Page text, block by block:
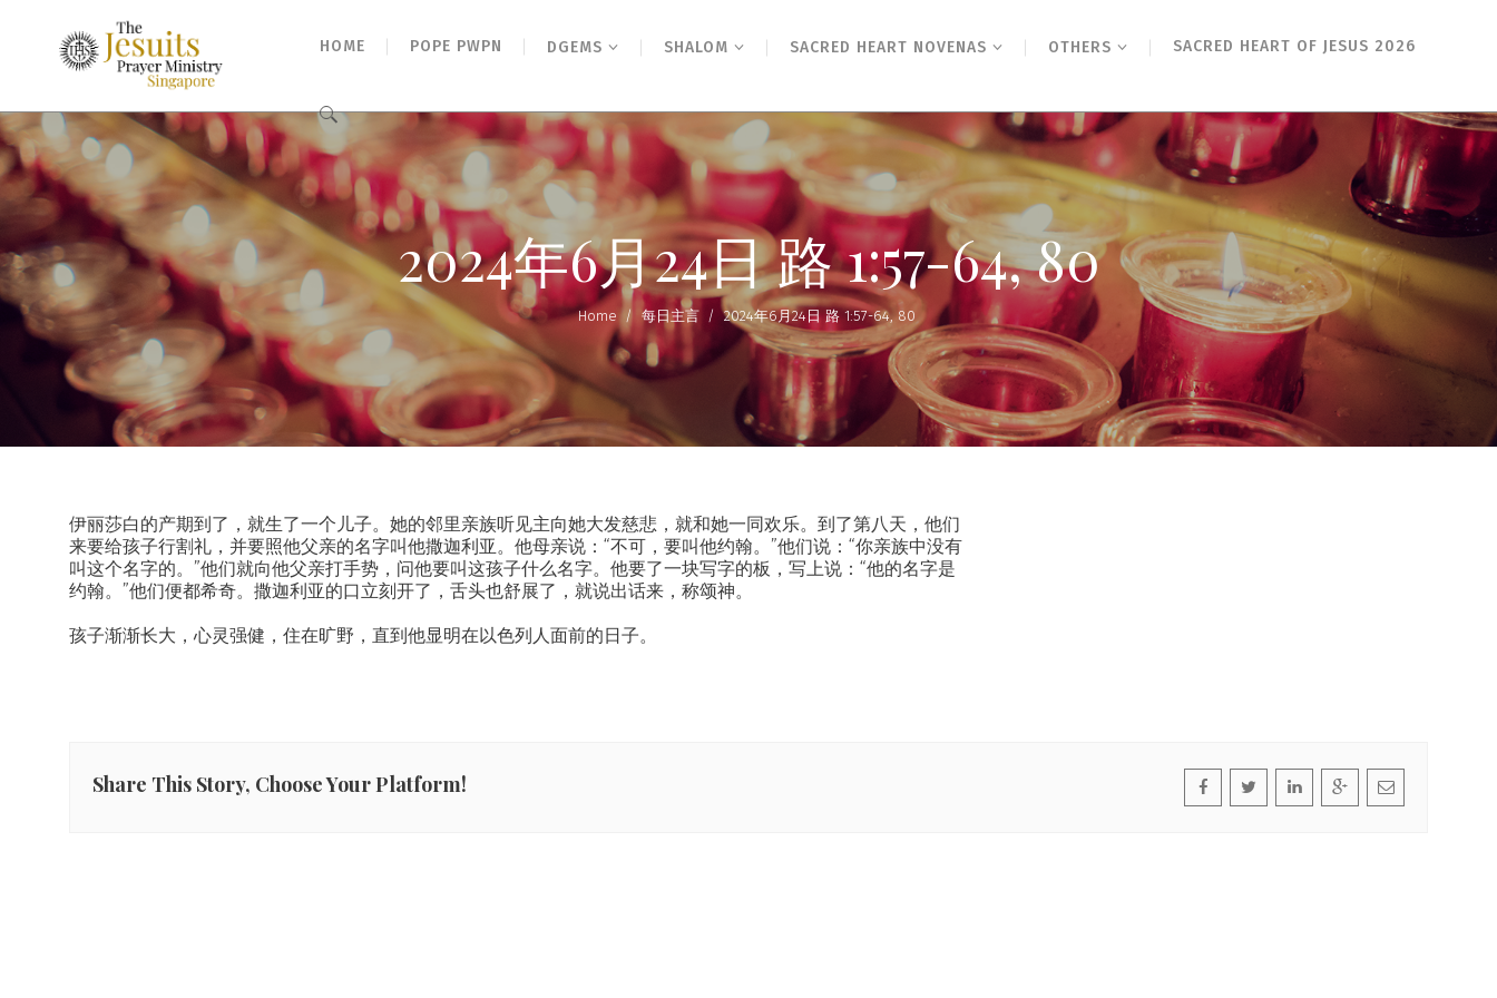
HOME POPE PWPN DGEMS SHALOM SACRED HEART NOVENAS OTHERS SACRED HEART OF JESUS 2026
Search
for:
2024年6月24日 路 1:57-64, 80
Home / 每日主言 /2024年6月24日 路 1:57-64, 80
伊丽莎白的产期到了，就生了一个儿子。她的邻里亲族听见主向她大发慈悲，就和她一同欢乐。到了第八天，他们
来要给孩子行割礼，并要照他父亲的名字叫他撒迦利亚。他母亲说：“不可，要叫他约翰。”他们说：“你亲族中没有
叫这个名字的。”他们就向他父亲打手势，问他要叫这孩子什么名字。他要了一块写字的板，写上说：“他的名字是
约翰。”他们便都希奇。撒迦利亚的口立刻开了，舌头也舒展了，就说出话来，称颂神。
孩子渐渐长大，心灵强健，住在旷野，直到他显明在以色列人面前的日子。
Share This Story, Choose Your Platform!